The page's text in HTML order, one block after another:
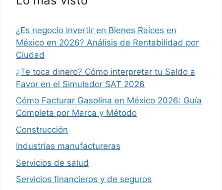
¿Es negocio invertir en Bienes Raíces en
México en 2026? Análisis de Rentabilidad por
Ciudad
¿Te toca dinero? Cómo interpretar tu Saldo a
Favor en el Simulador SAT 2026
Cómo Facturar Gasolina en México 2026: Guía
Completa por Marca y Método
Construcción
Industrias manufactureras
Servicios de salud
Servicios financieros y de seguros